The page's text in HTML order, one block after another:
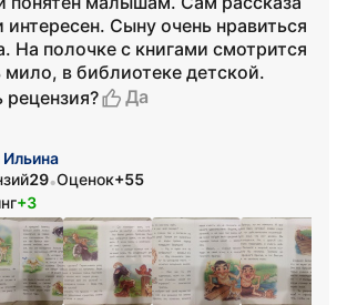
интересен. Сыну очень нравиться
На полочке с книгами смотрится
мило, в библиотеке детской.
рецензия?
Да
29•Оценок+55
+3